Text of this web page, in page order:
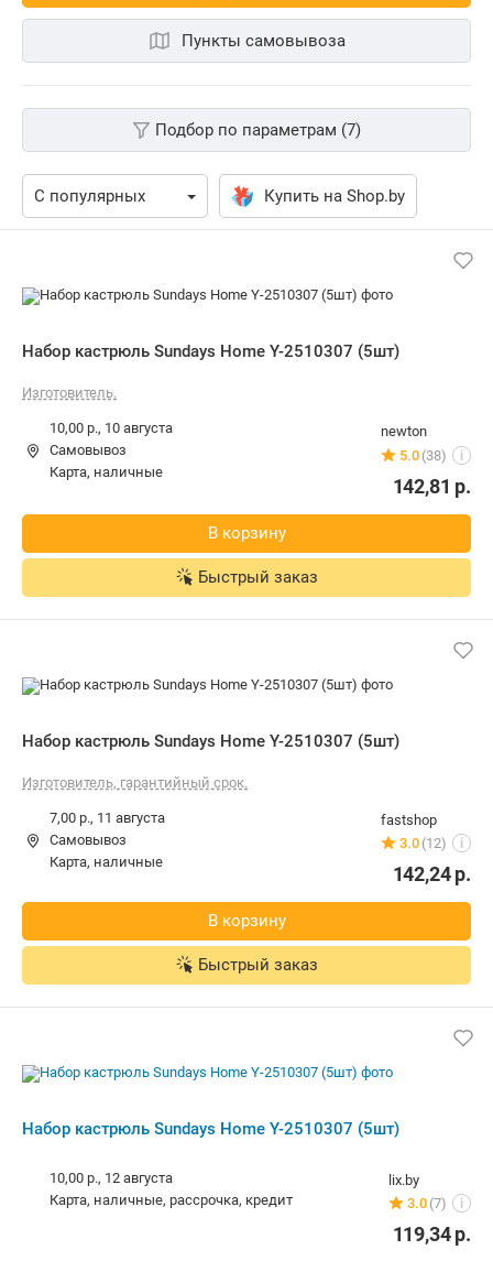
Пункты самовывоза
Подбор по параметрам (7)
Купить на Shop.by
Набор кастрюль Sundays Home Y-2510307 (5шт)
Изготовитель.
newton
5.0 (38) i
10,00 р., 10 августа
Самовывоз
карта, наличные
142,81 р.
В корзину
Быстрый заказ
Набор кастрюль Sundays Home Y-2510307 (5шт)
Изготовитель, гарантийный срок.
fastshop
3.0 (12) i
7,00 р., 11 августа
Самовывоз
карта, наличные
142,24р.
В корзину
Быстрый заказ
Набор кастрюль Sundays Home Y-2510307 (5шт)
lix.by
3.0 (7) i
10,00 р., 12 августа
карта, наличные, рассрочка, кредит
119,34р.